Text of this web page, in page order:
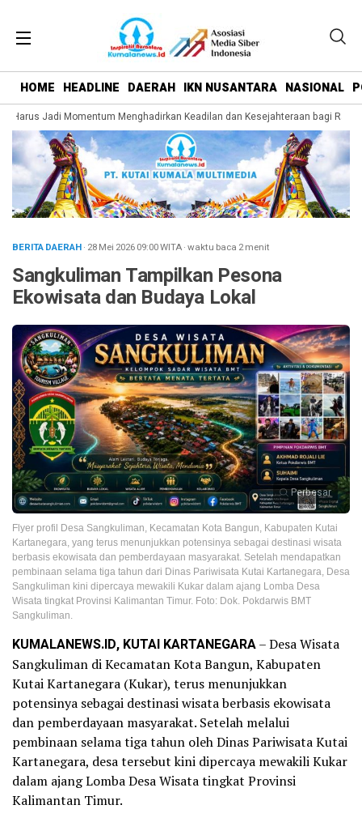
HOME HEADLINE DAERAH IKN NUSANTARA NASIONAL
Jadi Momentum Menghadirkan Keadilan dan Kesejahteraan bagi Rakyat
BERITA DAERAH· 28 Mei 202609:00WITA·waktu baca 2 menit
Sangkuliman Tampilkan Pesona
Ekowisata dan Budaya Lokal
Perbesar
Flyer profil Desa Sangkuliman, Kecamatan Kota Bangun, Kabupaten Kutai
Kartanegara, yang terus menunjukkan potensinya sebagai destinasi wisata
berbasis ekowisata dan pemberdayaan masyarakat. Setelah mendapatkan
pembinaan selama tiga tahun dari Dinas Pariwisata Kutai Kartanegara, Desa
Sangkuliman kini dipercaya mewakili Kukar dalam ajang Lomba Desa
Wisata tingkat Provinsi Kalimantan Timur. Foto: Dok. Pokdarwis BMT
Sangkuliman.
KUMALANEWS.ID, KUTAI KARTANEGARA– Desa Wisata
Sangkuliman di Kecamatan Kota Bangun, Kabupaten
Kutai Kartanegara (Kukar), terus menunjukkan
potensinya sebagai destinasi wisata berbasis ekowisata
dan pemberdayaan masyarakat. Setelah melalui
pembinaan selama tiga tahun oleh Dinas Pariwisata Kutai
Kartanegara, desa tersebut kini dipercaya mewakili Kukar
dalam ajang Lomba Desa Wisata tingkat Provinsi
Kalimantan Timur.